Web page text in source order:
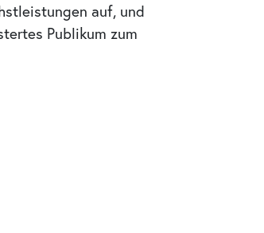
auf, und
Publikum zum